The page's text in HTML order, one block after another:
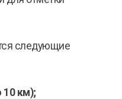
следующие
10 км);